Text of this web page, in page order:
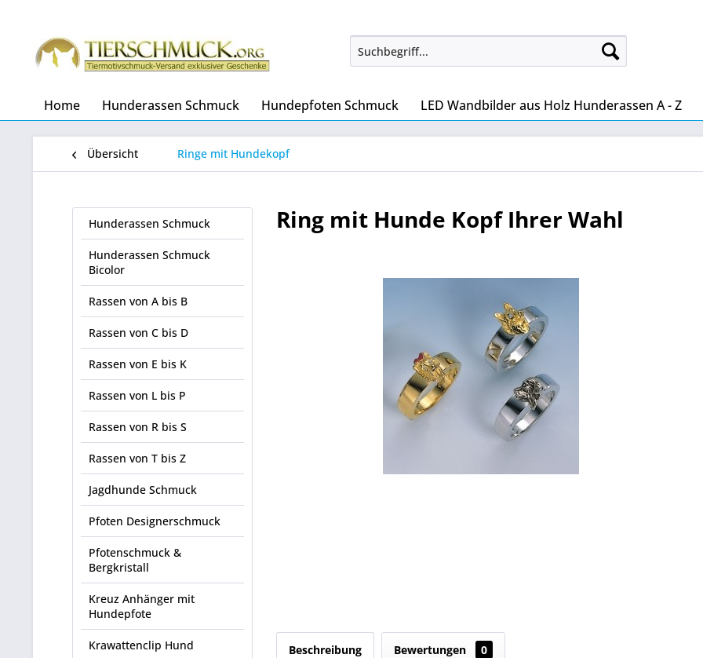
Home Hunderassen Schmuck Hundepfoten Schmuck LED Wandbilder aus Holz Hunderassen A - Z
Übersicht Ringe mit Hundekopf
Hunderassen Schmuck
Hunderassen Schmuck
Bicolor
Rassen von A bis B
Rassen von C bis D
Rassen von E bis K
Rassen von L bis P
Rassen von R bis S
Rassen von T bis Z
Jagdhunde Schmuck
Pfoten Designerschmuck
Pfotenschmuck &
Bergkristall
Kreuz Anhänger mit
Hundepfote
Krawattenclip Hund
Ring mit Hunde Kopf Ihrer Wahl
Beschreibung Bewertungen 0